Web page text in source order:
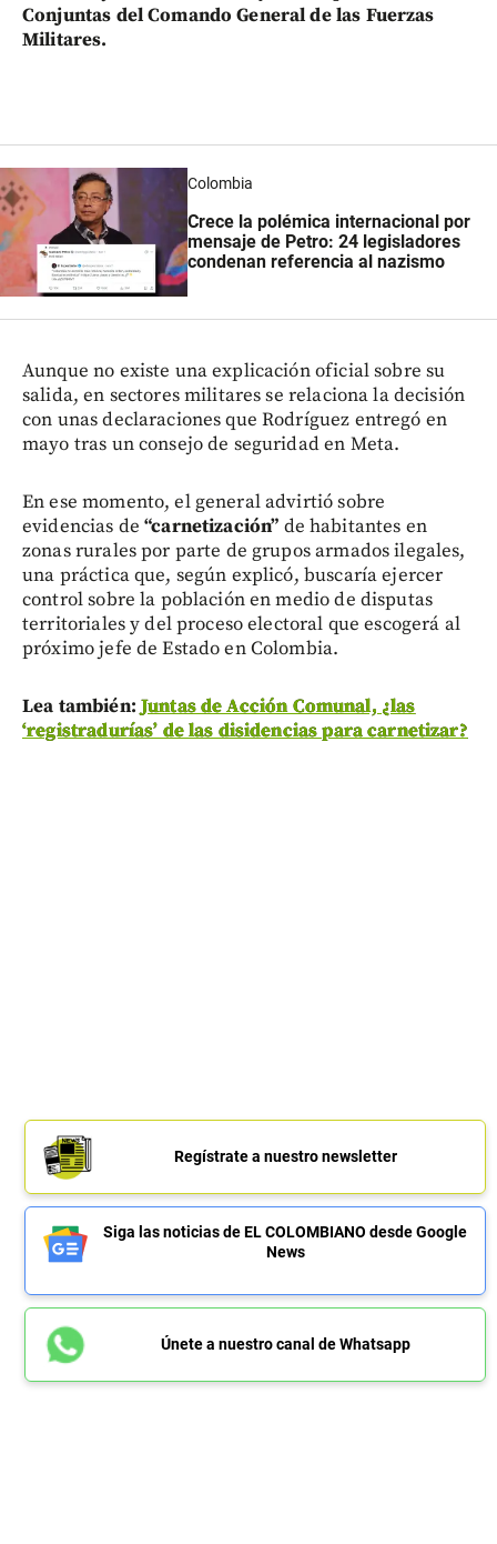
Conjuntas del Comando General de las Fuerzas
Militares.
Colombia
Crece la polémica internacional por
mensaje de Petro: 24 legisladores
condenan referencia al nazismo
Aunque no existe una explicación oficial sobre su
salida, en sectores militares se relaciona la decisión
con unas declaraciones que Rodríguez entregó en
mayo tras un consejo de seguridad en Meta.
En ese momento, el general advirtió sobre
evidencias de“carnetización” de habitantes en
zonas rurales por parte de grupos armados ilegales,
una práctica que, según explicó, buscaría ejercer
control sobre la población en medio de disputas
territoriales y del proceso electoral que escogerá al
próximo jefe de Estado en Colombia.
Lea también:Juntas de Acción Comunal, ¿las
‘registradurías’ de las disidencias para carnetizar?
Regístrate a nuestro newsletter
Siga las noticias de EL COLOMBIANO desde Google
News
Únete a nuestro canal de Whatsapp